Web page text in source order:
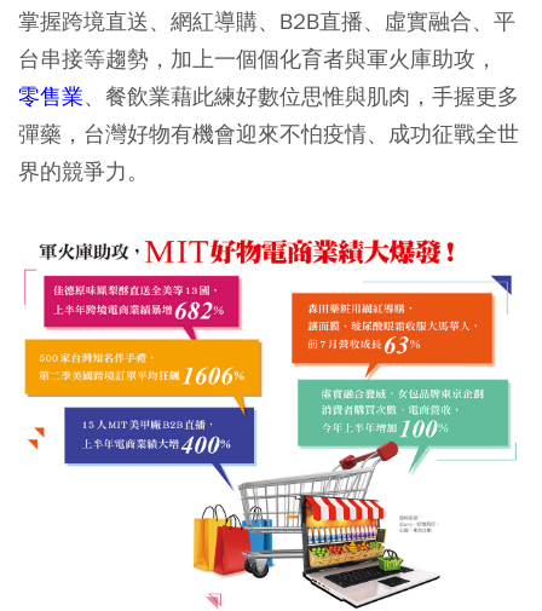
掌握跨境直送、網紅導購、B2B直播、虛實融合、平
台串接等趨勢，加上一個個化育者與軍火庫助攻，
零售業、餐飲業藉此練好數位思惟與肌肉，手握更多
彈藥，台灣好物有機會迎來不怕疫情、成功征戰全世
界的競爭力。